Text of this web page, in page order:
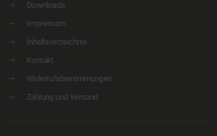
Downloads
Impressum
Inhaltsverzeichnis
Kontakt
Widerrufsbestimmungen
Zahlung und Versand